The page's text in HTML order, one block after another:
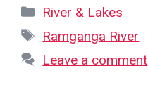
Categories
River & Lakes
Tags
Ramganga River
Leave a comment